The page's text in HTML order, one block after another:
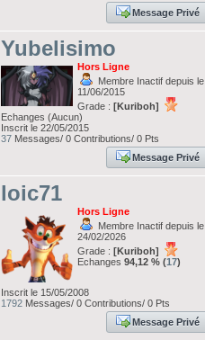
Message Privé
Yubelisimo
Hors Ligne
Membre Inactif depuis le
11/06/2015
Grade : [Kuriboh]
Echanges (Aucun)
Inscrit le 22/05/2015
37 Messages/ 0 Contributions/ 0 Pts
Message Privé
loic71
Hors Ligne
Membre Inactif depuis le
24/02/2026
Grade : [Kuriboh]
Echanges 94,12 % (17)
Inscrit le 15/05/2008
1792 Messages/ 0 Contributions/ 0 Pts
Message Privé